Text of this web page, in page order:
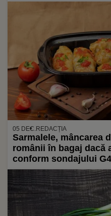
05 DEC.REDACȚIA
Sarmalele, mâncarea
românii în bagaj dacă
conform sondajului